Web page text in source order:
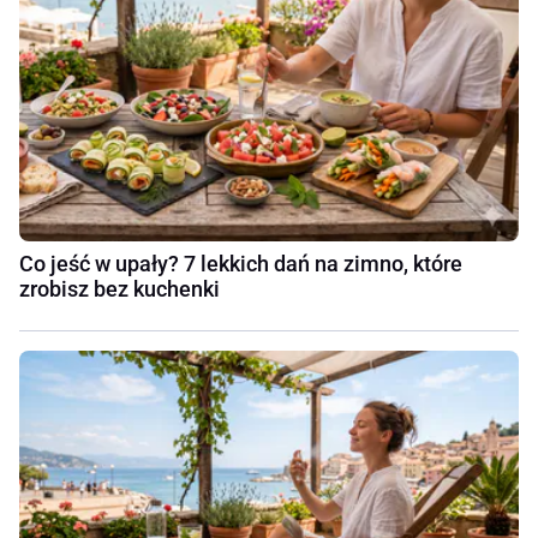
Co jeść w upały? 7 lekkich dań na zimno, które
zrobisz bez kuchenki